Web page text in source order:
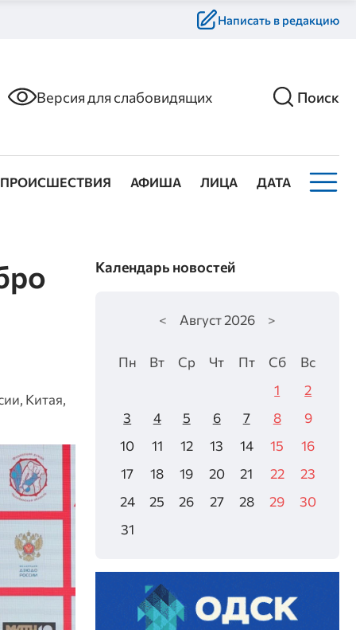
Написать в редакцию
Версия для слабовидящих Поиск
ПРОИСШЕСТВИЯ АФИША ЛИЦА ДАТА
Китая,
Календарь новостей
< Август2026 >
Пн Вт Ср Чт Пт Сб
Вс
1
2
3
4 5 6 7 8
9
10
11 12 13 14 15
16
17
18 19 20 21 22
23
24
25 26 27 28 29
30
31